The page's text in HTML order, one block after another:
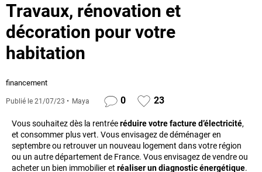
Travaux, rénovation et
décoration pour votre
habitation
financement
Publié le 21/07/23 Maya 0 23
Vous souhaitez dès la rentréeréduire votre facture d’électricité,
et consommer plus vert. Vous envisagez de déménager en
septembre ou retrouver un nouveau logement dans votre région
ou un autre département de France. Vous envisagez de vendre ou
acheter un bien immobilier et réaliser un diagnostic énergétique.